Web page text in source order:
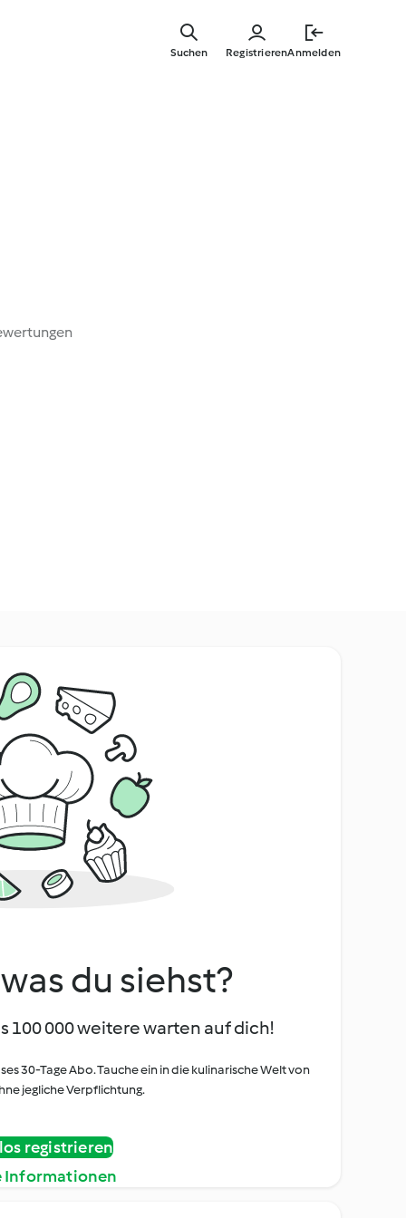
RegistrierenAnmelden
Suchen
du siehst?
100 000 weitere warten auf dich!
30-Tage Abo. Tauche ein in die kulinarische Welt von
jegliche Verpflichtung.
registrieren
Informationen